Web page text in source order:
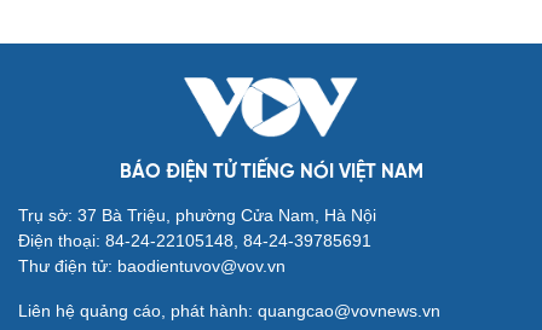
BÁO ĐIỆN TỬ TIẾNG NÓI VIỆT NAM
Trụ sở: 37 Bà Triệu, phường Cửa Nam, Hà Nội
Điện thoại: 84-24-22105148, 84-24-39785691
Thư điện tử: baodientuvov@vov.vn
Liên hệ quảng cáo, phát hành: quangcao@vovnews.vn